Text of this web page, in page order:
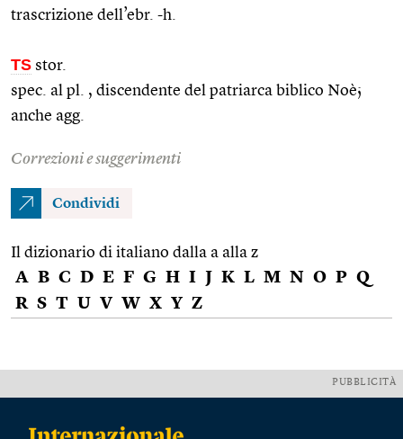
trascrizione dell’ebr. -h.
TS stor.
spec. al pl. , discendente del patriarca biblico Noè;
anche agg.
Correzioni e suggerimenti
Condividi
Il dizionario di italiano dalla a alla z
A B C D E F G H I J K L M N O P Q
R S T U V W X Y Z
PUBBLICITÀ